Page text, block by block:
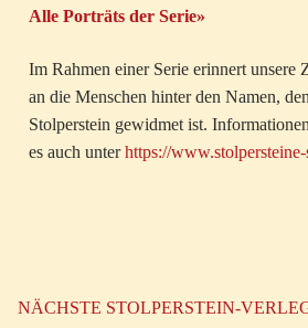
Alle Porträts der Serie»
Im Rahmen einer Serie erinnert unsere
an die Menschen hinter den Namen,
Stolperstein gewidmet ist.
es auch unterhttps://www.stolpersteine-
NÄCHSTE STOLPERSTEIN-